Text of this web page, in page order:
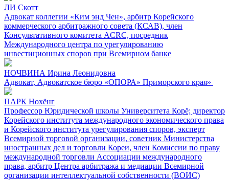
ЛИ Скотт
Адвокат коллегии «Ким энд Чен», арбитр Корейского
коммерческого арбитражного совета (КСАВ), член
Консультативного комитета ACRC, посредник
Международного центра по урегулированию
инвестиционных споров при Всемирном банке
НОЧВИНА Ирина Леонидовна
Адвокат, Адвокатское бюро «ОПОРА» Приморского края»
ПАРК Нохёнг
Профессор Юридической школы Университета Корё; директор
Корейского института международного экономического права
и Корейского института урегулирования споров, эксперт
Всемирной торговой организации, советник Министерства
иностранных дел и торговли Кореи, член Комиссии по праву
международной торговли Ассоциации международного
права, арбитр Центра арбитража и медиации Всемирной
организации интеллектуальной собственности (ВОИС)